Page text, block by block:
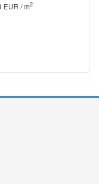
EUR / m2